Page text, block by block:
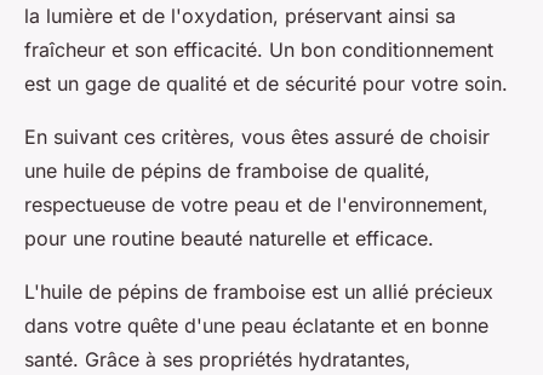
la lumière et de l'oxydation, préservant ainsi sa
fraîcheur et son efficacité. Un bon conditionnement
est un gage de qualité et de sécurité pour votre soin.
En suivant ces critères, vous êtes assuré de choisir
une huile de pépins de framboise de qualité,
respectueuse de votre peau et de l'environnement,
pour une routine beauté naturelle et efficace.
L'huile de pépins de framboise est un allié précieux
dans votre quête d'une peau éclatante et en bonne
santé. Grâce à ses propriétés hydratantes,